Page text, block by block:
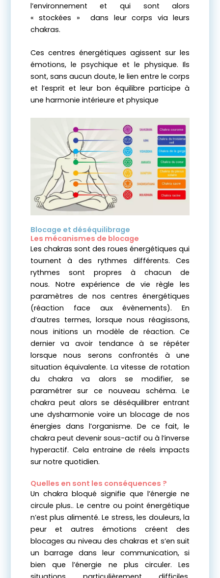
l’environnement et qui sont alors
« stockées » dans leur corps via leurs
chakras.
Ces centres énergétiques agissent sur les
émotions, le psychique et le physique. Ils
sont, sans aucun doute, le lien entre le corps
et l’esprit et leur bon équilibre participe à
une harmonie intérieure et physique
Blocage et déséquilibrage
Les mécanismes de blocage
Les chakras sont des roues énergétiques qui
tournent à des rythmes différents. Ces
rythmes sont propres à chacun de
nous. Notre expérience de vie règle les
paramètres de nos centres énergétiques
(réaction face aux évènements). En
d’autres termes, lorsque nous réagissons,
nous initions un modèle de réaction. Ce
dernier va avoir tendance à se répéter
lorsque nous serons confrontés à une
situation équivalente. La vitesse de rotation
du chakra va alors se modifier, se
paramétrer sur ce nouveau schéma. Le
chakra peut alors se déséquilibrer entrant
une dysharmonie voire un blocage de nos
énergies dans l’organisme. De ce fait, le
chakra peut devenir sous-actif ou à l’inverse
hyperactif. Cela entraine de réels impacts
sur notre quotidien.
Quelles en sont les conséquences ?
Un chakra bloqué signifie que l’énergie ne
circule plus.. Le centre ou point énergétique
n’est plus alimenté. Le stress, les douleurs, la
peur et autres émotions créent des
blocages au niveau des chakras et s’en suit
un barrage dans leur communication, si
bien que l’énergie ne plus circuler. Les